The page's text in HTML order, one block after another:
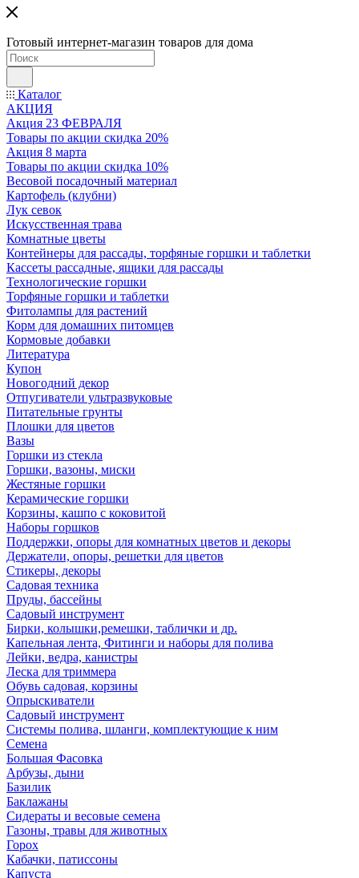
Готовый интернет-магазин товаров для дома
Каталог
АКЦИЯ
Акция 23 ФЕВРАЛЯ
Товары по акции скидка 20%
Акция 8 марта
Товары по акции скидка 10%
Весовой посадочный материал
Картофель (клубни)
Лук севок
Искусственная трава
Комнатные цветы
Контейнеры для рассады, торфяные горшки и таблетки
Кассеты рассадные, ящики для рассады
Технологические горшки
Торфяные горшки и таблетки
Фитолампы для растений
Корм для домашних питомцев
Кормовые добавки
Литература
Купон
Новогодний декор
Отпугиватели ультразвуковые
Питательные грунты
Плошки для цветов
Вазы
Горшки из стекла
Горшки, вазоны, миски
Жестяные горшки
Керамические горшки
Корзины, кашпо с коковитой
Наборы горшков
Поддержки, опоры для комнатных цветов и декоры
Держатели, опоры, решетки для цветов
Стикеры, декоры
Садовая техника
Пруды, бассейны
Садовый инструмент
Бирки, колышки,ремешки, таблички и др.
Капельная лента, Фитинги и наборы для полива
Лейки, ведра, канистры
Леска для триммера
Обувь садовая, корзины
Опрыскиватели
Садовый инструмент
Системы полива, шланги, комплектующие к ним
Семена
Большая Фасовка
Арбузы, дыни
Базилик
Баклажаны
Сидераты и весовые семена
Газоны, травы для животных
Горох
Кабачки, патиссоны
Капуста